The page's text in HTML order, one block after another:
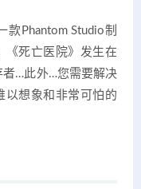
款Phantom Studio制
《死亡医院》发生在
者…此外…您需要解决
以想象和非常可怕的